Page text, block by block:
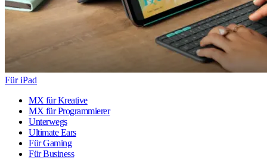
Für iPad
MX für Kreative
MX für Programmierer
Unterwegs
Ultimate Ears
Für Gaming
Für Business